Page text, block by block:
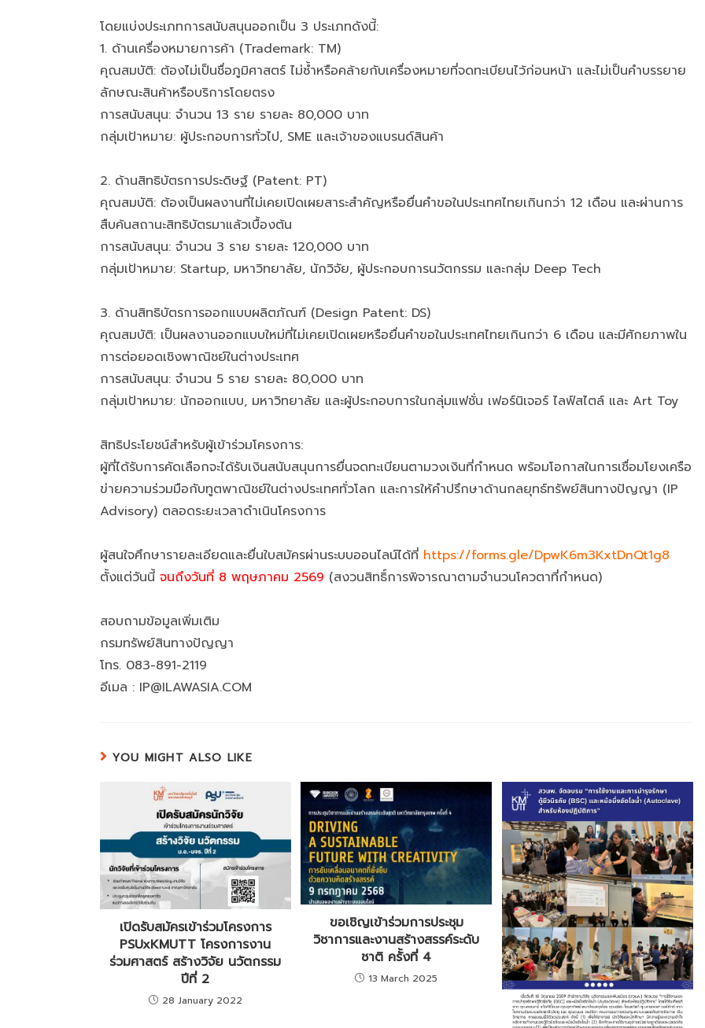
โดยแบ่งประเภทการสนับสนุนออกเป็น 3 ประเภทดังนี้:
1. ด้านเครื่องหมายการค้า (Trademark: TM)
คุณสมบัติ: ต้องไม่เป็นชื่อภูมิศาสตร์ ไม่ซ้ำหรือคล้ายกับเครื่องหมายที่จดทะเบียนไว้ก่อนหน้า และไม่เป็นคำบรรยาย
ลักษณะสินค้าหรือบริการโดยตรง
การสนับสนุน: จำนวน 13 ราย รายละ 80,000 บาท
กลุ่มเป้าหมาย: ผู้ประกอบการทั่วไป, SME และเจ้าของแบรนด์สินค้า
2. ด้านสิทธิบัตรการประดิษฐ์ (Patent: PT)
คุณสมบัติ: ต้องเป็นผลงานที่ไม่เคยเปิดเผยสาระสำคัญหรือยื่นคำขอในประเทศไทยเกินกว่า 12 เดือน และผ่านการ
สืบค้นสถานะสิทธิบัตรมาแล้วเบื้องต้น
การสนับสนุน: จำนวน 3 ราย รายละ 120,000 บาท
กลุ่มเป้าหมาย: Startup, มหาวิทยาลัย, นักวิจัย, ผู้ประกอบการนวัตกรรม และกลุ่ม Deep Tech
3. ด้านสิทธิบัตรการออกแบบผลิตภัณฑ์ (Design Patent: DS)
คุณสมบัติ: เป็นผลงานออกแบบใหม่ที่ไม่เคยเปิดเผยหรือยื่นคำขอในประเทศไทยเกินกว่า 6 เดือน และมีศักยภาพใน
การต่อยอดเชิงพาณิชย์ในต่างประเทศ
การสนับสนุน: จำนวน 5 ราย รายละ 80,000 บาท
กลุ่มเป้าหมาย: นักออกแบบ, มหาวิทยาลัย และผู้ประกอบการในกลุ่มแฟชั่น เฟอร์นิเจอร์ ไลฟ์สไตล์ และ Art Toy
สิทธิประโยชน์สำหรับผู้เข้าร่วมโครงการ:
ผู้ที่ได้รับการคัดเลือกจะได้รับเงินสนับสนุนการยื่นจดทะเบียนตามวงเงินที่กำหนด พร้อมโอกาสในการเชื่อมโยงเครือ
ข่ายความร่วมมือกับทูตพาณิชย์ในต่างประเทศทั่วโลก และการให้คำปรึกษาด้านกลยุทธ์ทรัพย์สินทางปัญญา (IP
Advisory) ตลอดระยะเวลาดำเนินโครงการ
ผู้สนใจศึกษารายละเอียดและยื่นใบสมัครผ่านระบบออนไลน์ได้ที่ https://forms.gle/DpwK6m3KxtDnQt1g8
ตั้งแต่วันนี้ จนถึงวันที่ 8 พฤษภาคม 2569 (สงวนสิทธิ์การพิจารณาตามจำนวนโควตาที่กำหนด)
สอบถามข้อมูลเพิ่มเติม
กรมทรัพย์สินทางปัญญา
โทร. 083-891-2119
อีเมล : IP@ILAWASIA.COM
YOU MIGHT ALSO LIKE
เปิดรับสมัครเข้าร่วมโครงการ
PSUxKMUTT โครงการงาน
ร่วมศาสตร์ สร้างวิจัย นวัตกรรม
ปีที่ 2
28 January 2022
ขอเชิญเข้าร่วมการประชุม
วิชาการและงานสร้างสรรค์ระดับ
ชาติ ครั้งที่ 4
13 March 2025